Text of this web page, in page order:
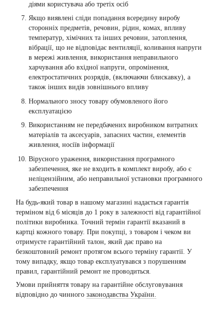
діями користувача або третіх осіб
Якщо виявлені сліди попадання всередину виробу
сторонніх предметів, речовин, рідин, комах, впливу
температур, хімічних та інших речовин, затоплення,
вібрації, що не відповідає вентиляції, коливання напруги
в мережі живлення, використання неправильного
харчування або вхідної напруги, опромінення,
електростатичних розрядів, (включаючи блискавку), а
також інших видів зовнішнього впливу
Нормального зносу товару обумовленого його
експлуатацією
Використанням не передбачених виробником витратних
матеріалів та аксесуарів, запасних частин, елементів
живлення, носіїв інформації
Вірусного ураження, використання програмного
забезпечення, яке не входить в комплект виробу, або є
неліцензійним, або неправильної установки програмного
забезпечення
На будь-який товар в нашому магазині надається гарантія
терміном від 6 місяців до 1 року в залежності від гарантійної
політики виробника. Точний термін гарантії вказаний в
картці кожного товару. При покупці, з товаром і чеком ви
отримуєте гарантійний талон, який дає право на
безкоштовний ремонт протягом всього терміну гарантії. У
тому випадку, якщо товар експлуатувався з порушенням
правил, гарантійний ремонт не проводиться.
Умови прийняття товару на гарантійне обслуговування
відповідно до чинного законодавства України.